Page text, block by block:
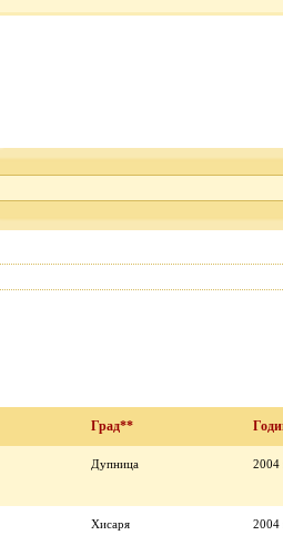
Град**
Дупница 2004
Хисаря 2004